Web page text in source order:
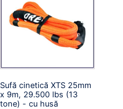
Sufă cinetică XTS 25mm
x 9m, 29.500 lbs (13
tone) - cu husă